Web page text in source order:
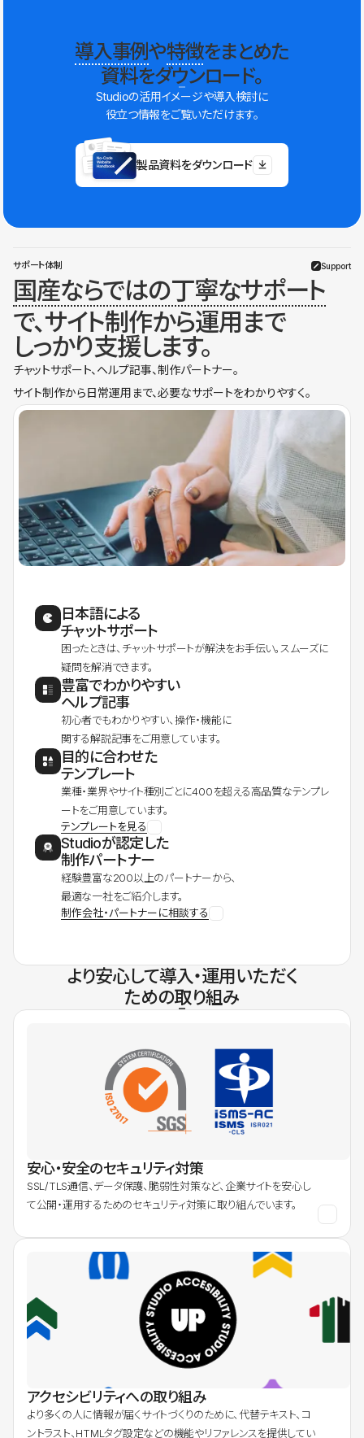
導入事例や特徴をまとめた
資料をダウンロード。
Studioの活用イメージや導入検討に
役立つ情報をご覧いただけます。
製品資料をダウンロード
サポート体制 Support
国産ならではの丁寧なサポート
で、サイト制作から運用まで
しっかり支援します。
チャットサポート、ヘルプ記事、制作パートナー。
サイト制作から日常運用まで、必要なサポートをわかりやすく。
日本語による
チャットサポート
困ったときは、チャットサポートが解決をお手伝い。スムーズに
疑問を解消できます。
豊富でわかりやすい
ヘルプ記事
初心者でもわかりやすい、操作・機能に
関する解説記事をご用意しています。
目的に合わせた
テンプレート
業種・業界やサイト種別ごとに400を超える高品質なテンプレ
ートをご用意しています。
テンプレートを見る
Studioが認定した
制作パートナー
経験豊富な200以上のパートナーから、
最適な一社をご紹介します。
制作会社・パートナーに相談する
より安心して導入・運用いただく
ための取り組み
安心・安全のセキュリティ対策
SSL/TLS通信、データ保護、脆弱性対策など、企業サイトを安心し
て公開・運用するためのセキュリティ対策に取り組んでいます。
アクセシビリティへの取り組み
より多くの人に情報が届くサイトづくりのために、代替テキスト、コ
ントラスト、HTMLタグ設定などの機能やリファレンスを提供してい